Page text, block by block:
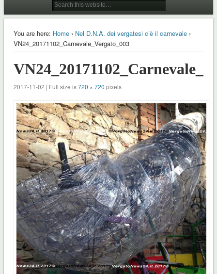
You are here: Home› Nel D.N.A. dei vergatesi c’è il carnevale›
VN24_20171102_Carnevale_Vergato_003
2017-11-02 | Full size is720 × 720 pixels